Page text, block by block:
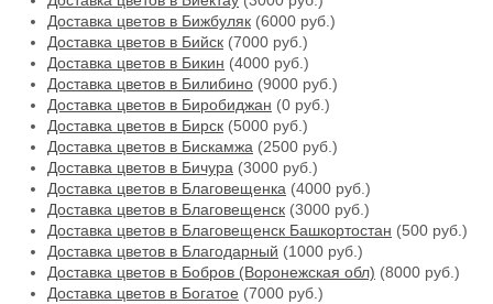
Доставка цветов в Бижбуляк (6000 руб.)
Доставка цветов в Бийск (7000 руб.)
Доставка цветов в Бикин (4000 руб.)
Доставка цветов в Билибино (9000 руб.)
Доставка цветов в Биробиджан (0 руб.)
Доставка цветов в Бирск (5000 руб.)
Доставка цветов в Бискамжа (2500 руб.)
Доставка цветов в Бичура (3000 руб.)
Доставка цветов в Благовещенка (4000 руб.)
Доставка цветов в Благовещенск (3000 руб.)
Доставка цветов в Благовещенск Башкортостан (500 руб.)
Доставка цветов в Благодарный (1000 руб.)
Доставка цветов в Бобров (Воронежская обл) (8000 руб.)
Доставка цветов в Богатое (7000 руб.)